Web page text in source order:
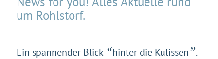
um Rohlstorf.
Ein spannender Blick “hinter die Kulissen”.